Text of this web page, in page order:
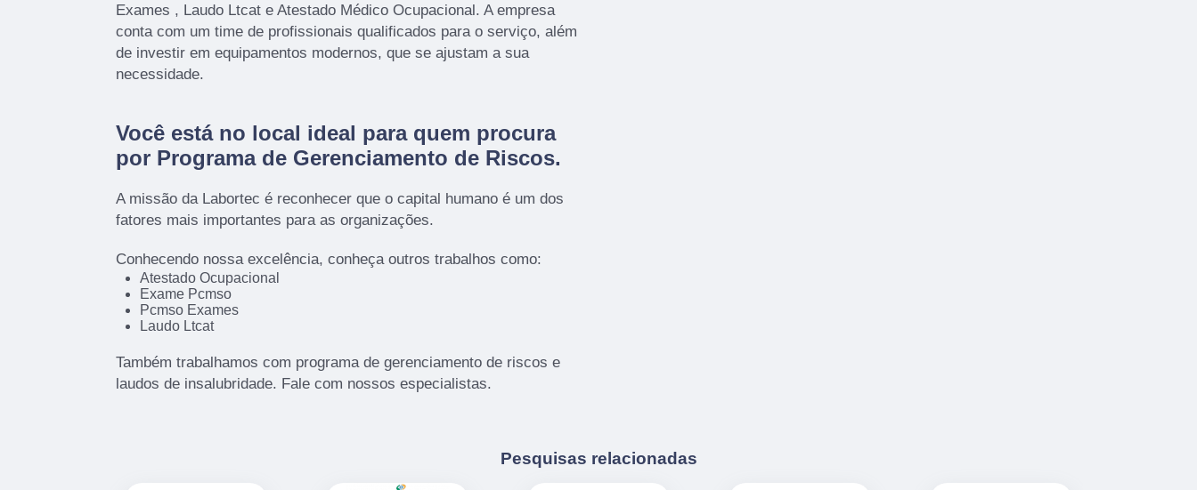
Exames , Laudo Ltcat e Atestado Médico Ocupacional. A empresa
conta com um time de profissionais qualificados para o serviço, além
de investir em equipamentos modernos, que se ajustam a sua
necessidade.
Você está no local ideal para quem procura
por Programa de Gerenciamento de Riscos.
A missão da Labortec é reconhecer que o capital humano é um dos
fatores mais importantes para as organizações.
Conhecendo nossa excelência, conheça outros trabalhos como:
Atestado Ocupacional
Exame Pcmso
Pcmso Exames
Laudo Ltcat
Também trabalhamos com programa de gerenciamento de riscos e
laudos de insalubridade. Fale com nossos especialistas.
Pesquisas relacionadas